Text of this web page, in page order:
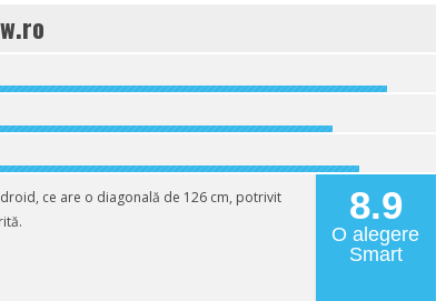
8.9
O alegere
Smart
ce are o diagonală de 126 cm, potrivit